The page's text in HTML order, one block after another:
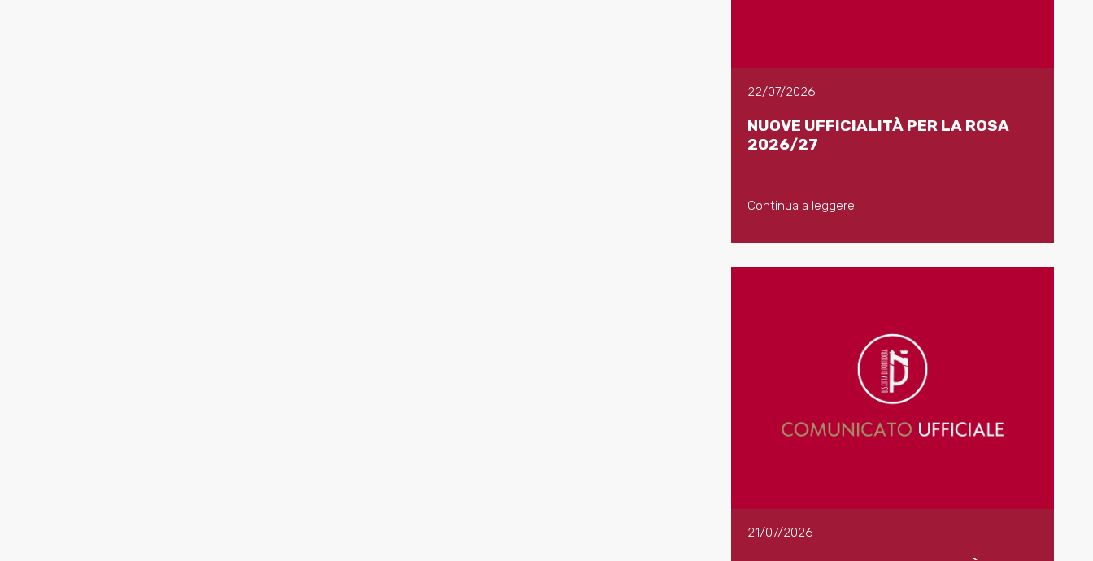
22/07/2026
NUOVE UFFICIALITÀ PER LA ROSA
2026/27
Continua a leggere
21/07/2026